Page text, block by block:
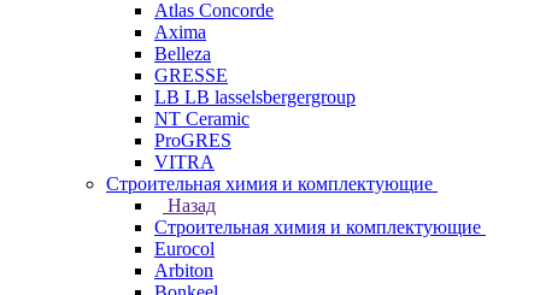
Atlas Concorde
Axima
Belleza
GRESSE
LB LB lasselsbergergroup
NT Ceramic
ProGRES
VITRA
Строительная химия и комплектующие
Назад
Строительная химия и комплектующие
Eurocol
Arbiton